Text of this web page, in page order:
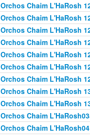
Orchos Chaim L'HaRosh
Orchos Chaim L'HaRosh
Orchos Chaim L'HaRosh
Orchos Chaim L'HaRosh
Orchos Chaim L'HaRosh
Orchos Chaim L'HaRosh
Orchos Chaim L'HaRosh
Orchos Chaim L'HaRosh
Orchos Chaim L'HaRosh
Orchos Chaim
Orchos Chaim